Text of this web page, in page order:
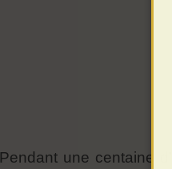
Pendant une centaine